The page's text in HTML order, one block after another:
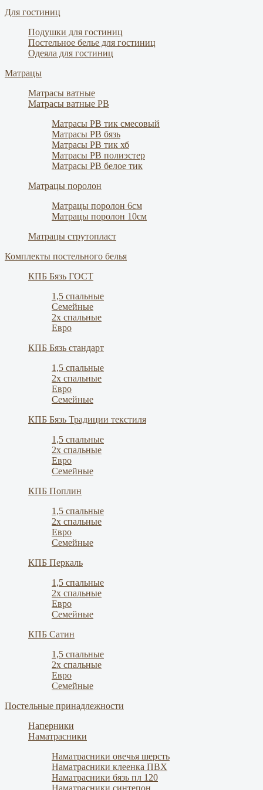
Для гостиниц
Подушки для гостиниц
Постельное белье для гостиниц
Одеяла для гостиниц
Матрацы
Матрасы ватные
Матрасы ватные РВ
Матрасы РВ тик смесовый
Матрасы РВ бязь
Матрасы РВ тик хб
Матрасы РВ полиэстер
Матрасы РВ белое тик
Матрацы поролон
Матрацы поролон 6см
Матрацы поролон 10см
Матрацы струтопласт
Комплекты постельного белья
КПБ Бязь ГОСТ
1,5 спальные
Семейные
2х спальные
Евро
КПБ Бязь стандарт
1,5 спальные
2х спальные
Евро
Семейные
КПБ Бязь Традиции текстиля
1,5 спальные
2х спальные
Евро
Семейные
КПБ Поплин
1,5 спальные
2х спальные
Евро
Семейные
КПБ Перкаль
1,5 спальные
2х спальные
Евро
Семейные
КПБ Сатин
1,5 спальные
2х спальные
Евро
Семейные
Постельные принадлежности
Наперники
Наматрасники
Наматрасники овечья шерсть
Наматрасники клеенка ПВХ
Наматрасники бязь пл 120